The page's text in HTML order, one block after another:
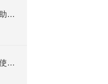
80吨地磅汽车衡：准确称重，助力物流运输高效发展
80吨地磅汽车衡适合哪些行业使用？